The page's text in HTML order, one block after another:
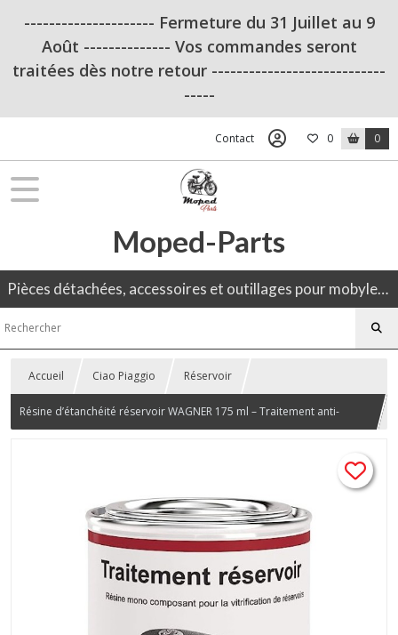
--------------------- Fermeture du 31 Juillet au 9
Août -------------- Vos commandes seront
traitées dès notre retour ----------------------------
-----
Contact 0 0
Moped-Parts
Pièces détachées, accessoires et outillages pour mobylette, 50CC, moto ancienne.
Accueil Ciao Piaggio Réservoir
Résine d’étanchéité réservoir WAGNER 175 ml – Traitement anti-